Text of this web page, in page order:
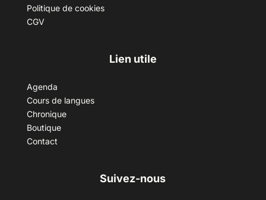
Politique de cookies
CGV
Lien utile
Agenda
Cours de langues
Chronique
Boutique
Contact
Suivez-nous